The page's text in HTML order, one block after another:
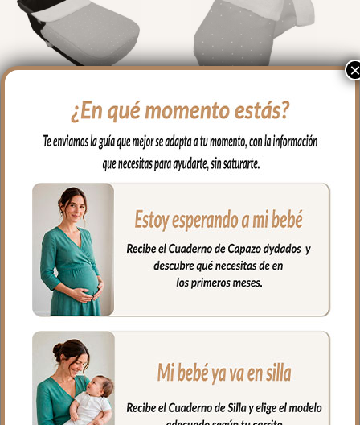
5438 Colchas Capazo
Denís Piqué Gris Bordado
93.50€
Seleccionar opciones
2038 Guantes Denís Piqué
Gris Bordado Topitos
Seleccionar opciones
×